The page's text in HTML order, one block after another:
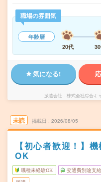
職場の雰囲気
年齢層
20代
気になる!
派遣会社 株式会社綜合キ
未読 掲載日 2026/08/05
【初心者歓迎！】
OK
職種未経験OK 交通費別途支